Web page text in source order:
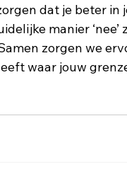
dat je beter
manier
zorgen we
waar jouw